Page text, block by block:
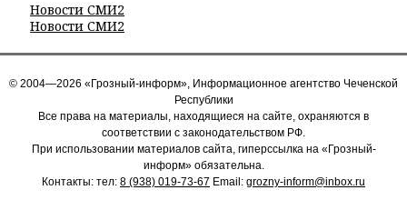
Новости СМИ2
Новости СМИ2
© 2004—2026 «Грозный-информ», Информационное агентство Чеченской
Республики
Все права на материалы, находящиеся на сайте, охраняются в
соответствии с законодательством РФ.
При использовании материалов сайта, гиперссылка на «Грозный-
информ» обязательна.
Контакты: тел: 8 (938) 019-73-67 Email: grozny-inform@inbox.ru